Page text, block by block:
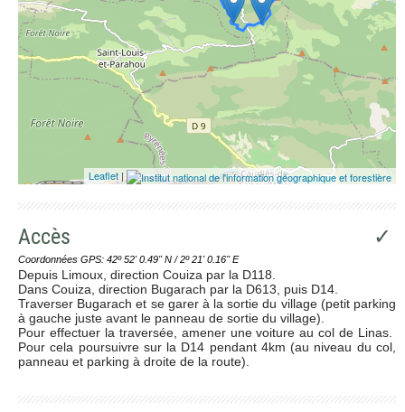
Leaflet|
Accès ✓
Coordonnées GPS: 42º 52' 0.49'' N / 2º 21' 0.16'' E
Depuis Limoux, direction Couiza par la D118.
Dans Couiza, direction Bugarach par la D613, puis D14.
Traverser Bugarach et se garer à la sortie du village (petit parking
à gauche juste avant le panneau de sortie du village).
Pour effectuer la traversée, amener une voiture au col de Linas.
Pour cela poursuivre sur la D14 pendant 4km (au niveau du col,
panneau et parking à droite de la route).